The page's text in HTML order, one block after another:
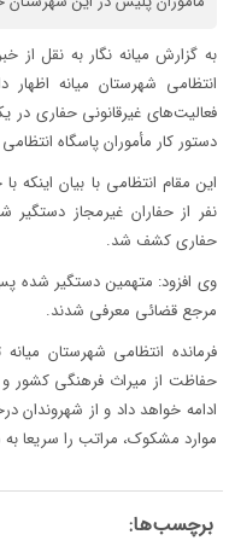
به گزارش میانه نگار به نقل
انتظامی شهرستان میانه
فعالیت‌های غیرقانونی حفاری
دستور کار مأموران پاسگاه
نفر از حفاران غیرمجاز دستگیر
حفاری کشف شد.
وی افزود: متهمین دستگیر شده
مرجع قضائی معرفی شدند.
فرمانده انتظامی شهرستان
حفاظت از میراث فرهنگی کشور و
ادامه خواهد داد و از
موارد مشکوک، مراتب را سریعا به مرکز
برچسب‌ها: